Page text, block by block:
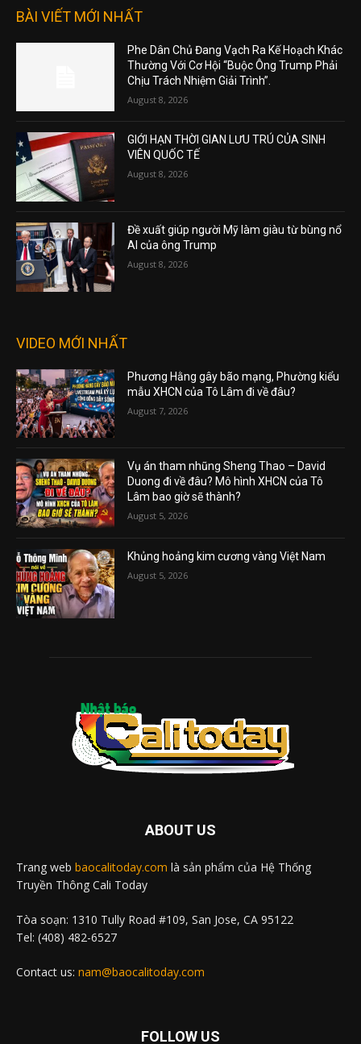
BÀI VIẾT MỚI NHẤT
Phe Dân Chủ Đang Vạch Ra Kế Hoạch Khác
Thường Với Cơ Hội “Buộc Ông Trump Phải
Chịu Trách Nhiệm Giải Trình”.
August 8, 2026
GIỚI HẠN THỜI GIAN LƯU TRÚ CỦA SINH
VIÊN QUỐC TẾ
August 8, 2026
Đề xuất giúp người Mỹ làm giàu từ bùng nổ
AI của ông Trump
August 8, 2026
VIDEO MỚI NHẤT
Phương Hằng gây bão mạng, Phường kiểu
mẫu XHCN của Tô Lâm đi về đâu?
August 7, 2026
Vụ án tham nhũng Sheng Thao – David
Duong đi về đâu? Mô hình XHCN của Tô
Lâm bao giờ sẽ thành?
August 5, 2026
Khủng hoảng kim cương vàng Việt Nam
August 5, 2026
ABOUT US
Trang web baocalitoday.com là sản phẩm của Hệ Thống
Truyền Thông Cali Today
Tòa soạn: 1310 Tully Road #109, San Jose, CA 95122
Tel: (408) 482-6527
Contact us: nam@baocalitoday.com
FOLLOW US